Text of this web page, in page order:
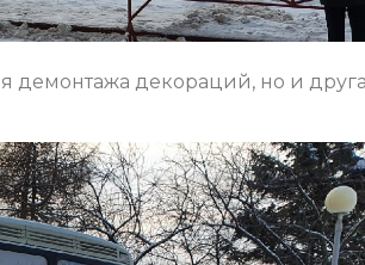
демонтажа декораций, но и